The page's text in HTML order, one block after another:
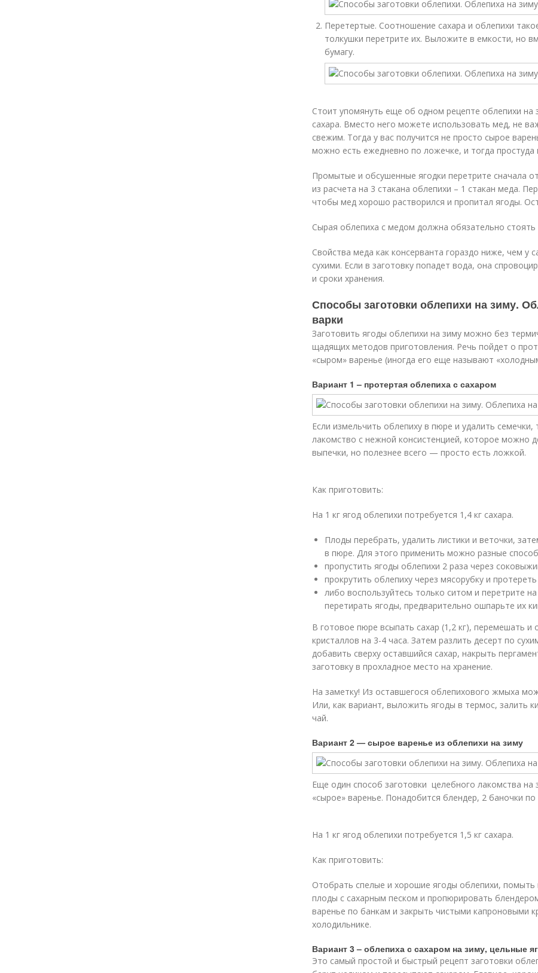
Перетертые. Соотношение сахара и облепихи
толкушки перетрите их. Выложите в емкости, но
бумагу.
Стоит упомянуть еще об одном рецепте облепихи на
сахара. Вместо него можете использовать мед, не
свежим. Тогда у вас получится не просто сырое
можно есть ежедневно по ложечке, и тогда простуда
Промытые и обсушенные ягодки перетрите сначала
из расчета на 3 стакана облепихи – 1 стакан меда.
чтобы мед хорошо растворился и пропитал ягоды.
Сырая облепиха с медом должна обязательно стоять
Свойства меда как консерванта гораздо ниже, чем
сухими. Если в заготовку попадет вода, она
и сроки хранения.
Способы заготовки облепихи на зиму.
варки
Заготовить ягоды облепихи на зиму можно без
щадящих методов приготовления. Речь пойдет о
«сыром» варенье (иногда его еще называют
Вариант 1 – протертая облепиха с сахаром
Если измельчить облепиху в пюре и удалить семечки,
лакомство с нежной консистенцией, которое можно
выпечки, но полезнее всего — просто есть ложкой.
Как приготовить:
На 1 кг ягод облепихи потребуется 1,4 кг сахара.
Плоды перебрать, удалить листики и веточки,
в пюре. Для этого применить можно разные
пропустить ягоды облепихи 2 раза через
прокрутить облепиху через мясорубку и
либо воспользуйтесь только ситом и перетрите
перетирать ягоды, предварительно ошпарьте их
В готовое пюре всыпать сахар (1,2 кг), перемешать и
кристаллов на 3-4 часа. Затем разлить десерт по
добавить сверху оставшийся сахар, накрыть
заготовку в прохладное место на хранение.
На заметку! Из оставшегося облепихового жмыха
Или, как вариант, выложить ягоды в термос, залить
чай.
Вариант 2 — сырое варенье из облепихи на зиму
Еще один способ заготовки целебного лакомства
«сырое» варенье. Понадобится блендер, 2 баночки
На 1 кг ягод облепихи потребуется 1,5 кг сахара.
Как приготовить:
Отобрать спелые и хорошие ягоды облепихи,
плоды с сахарным песком и пропюрировать
варенье по банкам и закрыть чистыми капроновыми
холодильнике.
Вариант 3 – облепиха с сахаром на зиму, цельные
Это самый простой и быстрый рецепт заготовки